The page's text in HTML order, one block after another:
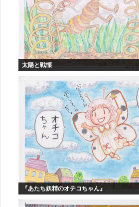
太陽と戦慄
『あたち妖精のオチコちゃん』